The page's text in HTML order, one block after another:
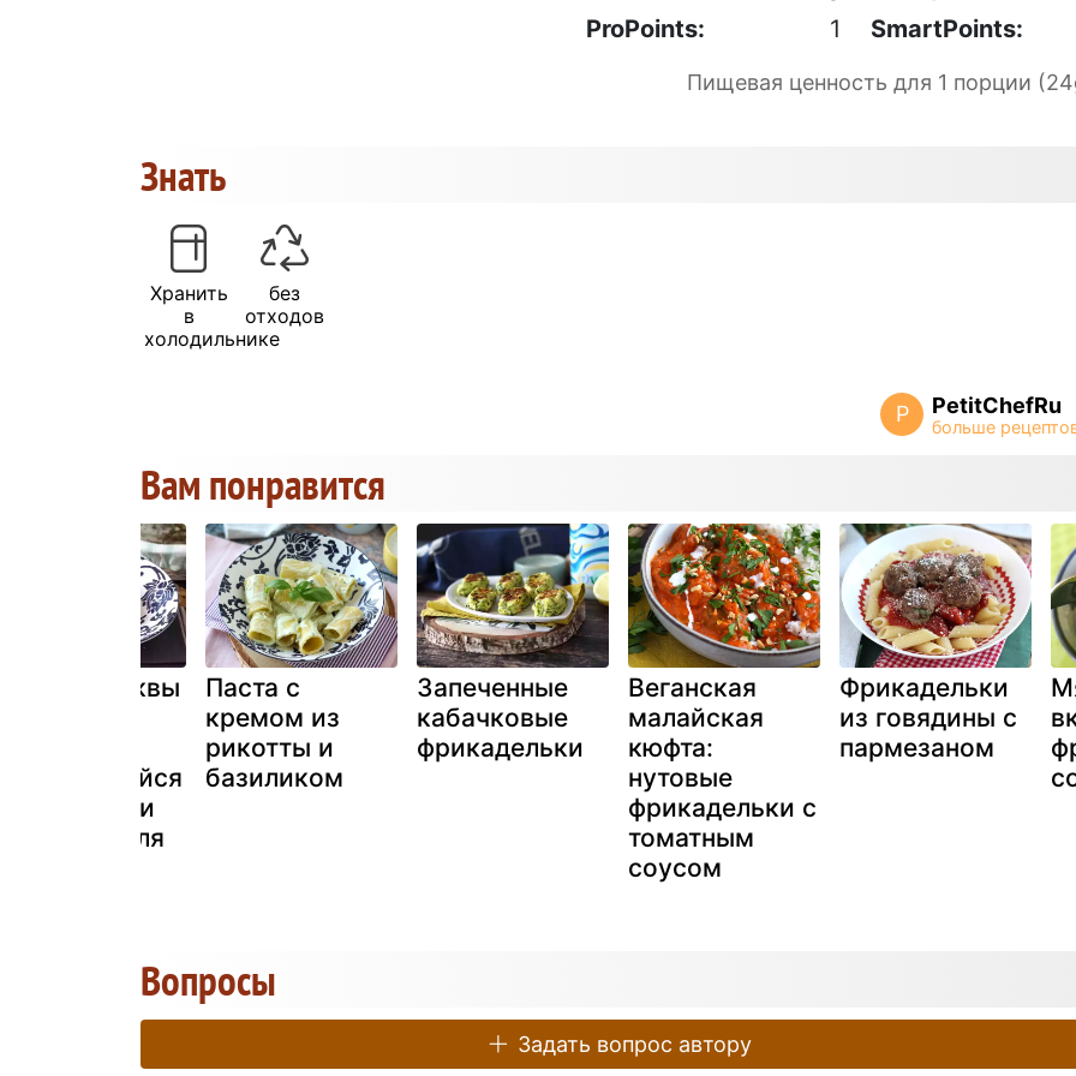
ProPoints:
1 SmartPoints:
Пищевая ценность для 1 порции
Знать
Хранить
в
холодильнике
без
отходов
P PetitChefRu
Вам понравится
из тыквы
пастой или
для
Паста с
кремом из
рикотты и
базиликом
Запеченные
кабачковые
фрикадельки
Веганская
малайская
кюфта:
нутовые
фрикадельки с
томатным
соусом
Фрикадельки
из говядины с
пармезаном
Вопросы
Задать вопрос автору